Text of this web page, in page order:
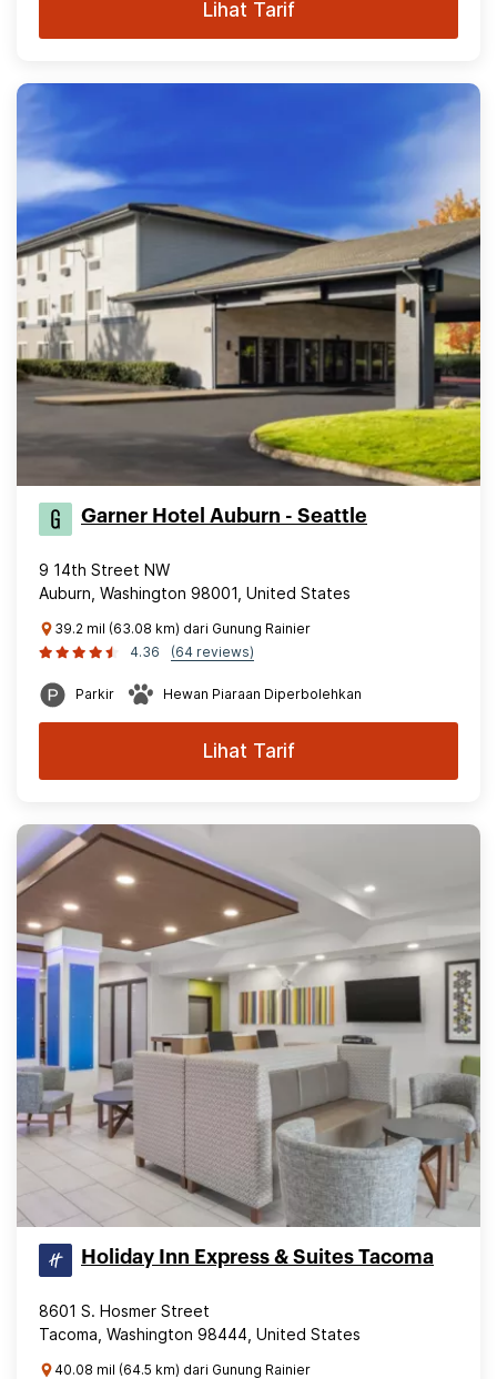
Lihat Tarif
Garner Hotel Auburn - Seattle
9 14th Street NW
Auburn, Washington 98001, United States
39.2 mil (63.08 km) dari Gunung Rainier
4.36
(64 reviews)
Parkir Hewan Piaraan Diperbolehkan
Lihat Tarif
Holiday Inn Express & Suites Tacoma
8601 S. Hosmer Street
Tacoma, Washington 98444, United States
40.08 mil (64.5 km) dari Gunung Rainier